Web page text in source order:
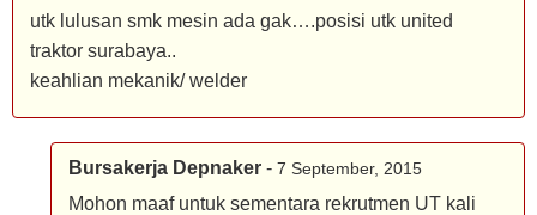
utk lulusan smk mesin ada gak….posisi utk united
traktor surabaya..
keahlian mekanik/ welder
Bursakerja Depnaker - 7 September, 2015
Mohon maaf untuk sementara rekrutmen UT kali